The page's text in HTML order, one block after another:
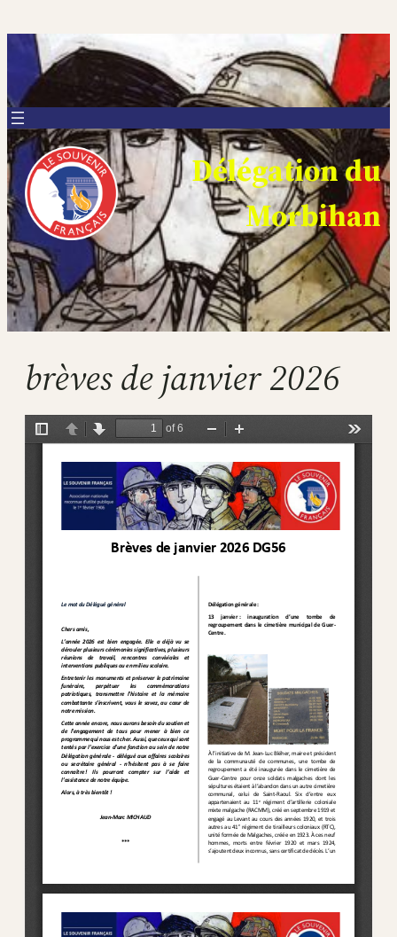
contenu
Délégation du
Morbihan
brèves de janvier 2026